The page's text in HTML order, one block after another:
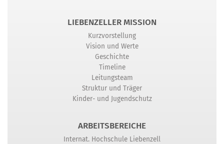
LIEBENZELLER MISSION
Kurzvorstellung
Vision und Werte
Geschichte
Timeline
Leitungsteam
Struktur und Träger
Kinder- und Jugendschutz
ARBEITSBEREICHE
Internat. Hochschule Liebenzell